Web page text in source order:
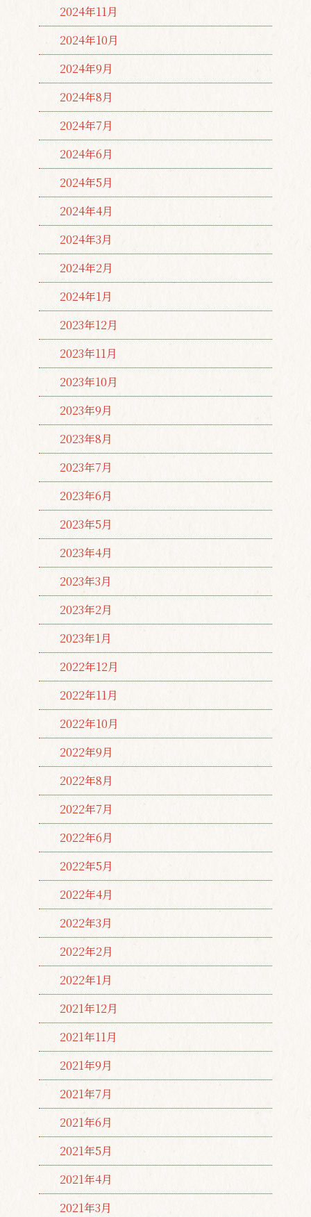
2024年11月
2024年10月
2024年9月
2024年8月
2024年7月
2024年6月
2024年5月
2024年4月
2024年3月
2024年2月
2024年1月
2023年12月
2023年11月
2023年10月
2023年9月
2023年8月
2023年7月
2023年6月
2023年5月
2023年4月
2023年3月
2023年2月
2023年1月
2022年12月
2022年11月
2022年10月
2022年9月
2022年8月
2022年7月
2022年6月
2022年5月
2022年4月
2022年3月
2022年2月
2022年1月
2021年12月
2021年11月
2021年9月
2021年7月
2021年6月
2021年5月
2021年4月
2021年3月